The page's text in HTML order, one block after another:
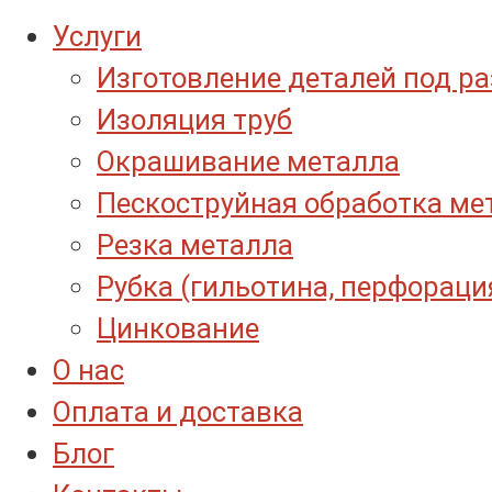
Услуги
Изготовление деталей под
Изоляция труб
Окрашивание металла
Пескоструйная обработка
Резка металла
Рубка (гильотина,
Цинкование
О нас
Оплата и доставка
Блог